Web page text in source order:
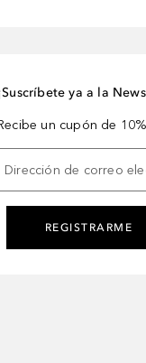
ya a la
un cupón de
Dirección de correo
REGISTRARME